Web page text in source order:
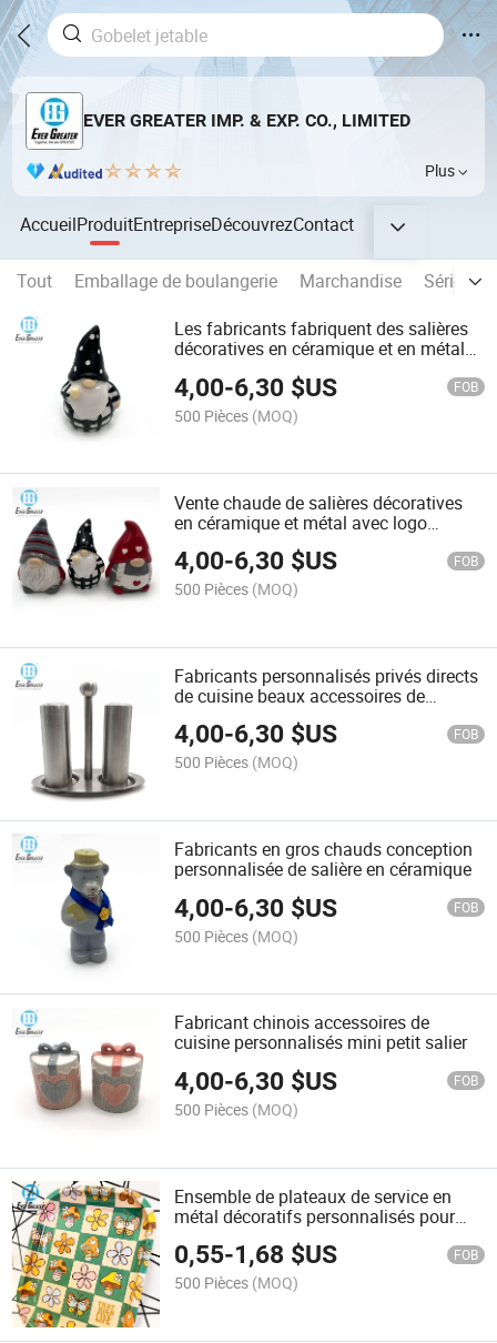
EVER GREATER IMP. & EXP. CO., LIMITED
Plus
AccueilProduitEntrepriseDécouvrezContact
Tout Emballage de boulangerie Marchandise
Série de
Les fabricants fabriquent des salières
décoratives en céramique et en métal
4,00-6,30 $US FOB
500 Pièces (MOQ)
Vente chaude de salières décoratives
en céramique et métal avec logo
4,00-6,30 $US FOB
500 Pièces (MOQ)
Fabricants personnalisés privés directs
de cuisine beaux accessoires de
4,00-6,30 $US FOB
500 Pièces (MOQ)
Fabricants en gros chauds conception
personnalisée de salière en céramique
4,00-6,30 $US FOB
500 Pièces (MOQ)
Fabricant chinois accessoires de
cuisine personnalisés mini petit salier
4,00-6,30 $US FOB
500 Pièces (MOQ)
Ensemble de plateaux de service en
métal décoratifs personnalisés pour
cadeaux, impression en gros, plateaux
uniques
0,55-1,68 $US FOB
500 Pièces (MOQ)